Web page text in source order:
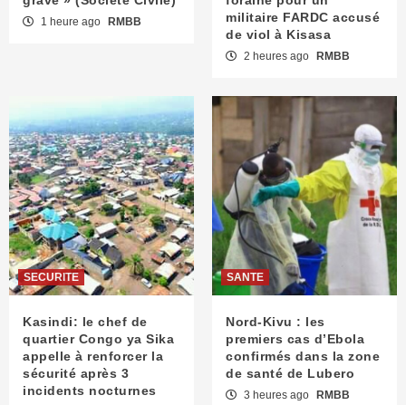
1 heure ago RMBB
militaire FARDC accusé
de viol à Kisasa
2 heures ago RMBB
SECURITE
Kasindi: le chef de
quartier Congo ya Sika
appelle à renforcer la
sécurité après 3
incidents nocturnes
SANTE
Nord-Kivu : les
premiers cas d’Ebola
confirmés dans la zone
de santé de Lubero
3 heures ago RMBB